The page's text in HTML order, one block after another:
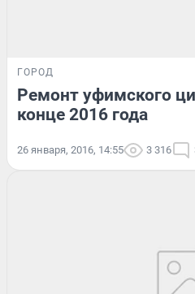
ГОРОД
Ремонт уфимского
конце 2016 года
26 января, 2016, 14:55 3 316